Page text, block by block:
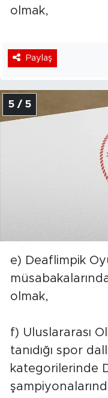
olmak,
Paylaş
5 / 5
e) Deaflimpik
olmak,
f) Uluslararası
tanıdığı spor
kategorilerinde